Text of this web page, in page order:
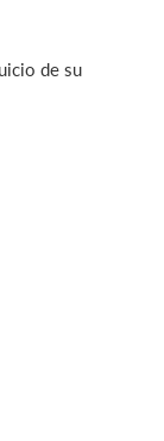
de su